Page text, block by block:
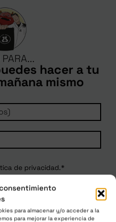
para almacenar y/o acceder a la
para mejorar la experiencia de
PARA...
hacer a tu
mismo
de privacidad.*